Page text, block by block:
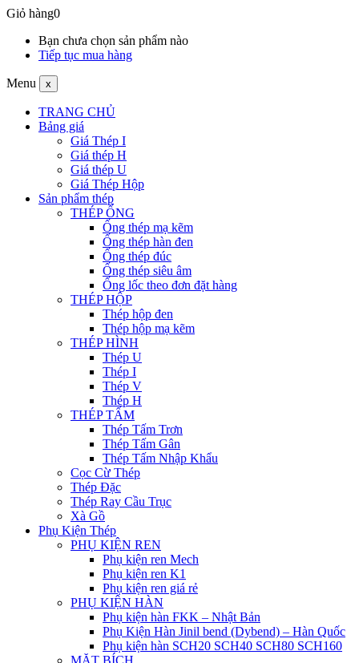
Giỏ hàng0
Bạn chưa chọn sản phẩm nào
Tiếp tục mua hàng
Menu x
TRANG CHỦ
Bảng giá
Giá Thép I
Giá thép H
Giá thép U
Giá Thép Hộp
Sản phẩm thép
THÉP ỐNG
Ống thép mạ kẽm
Ống thép hàn đen
Ống thép đúc
Ống thép siêu âm
Ống lốc theo đơn đặt hàng
THÉP HỘP
Thép hộp đen
Thép hộp mạ kẽm
THÉP HÌNH
Thép U
Thép I
Thép V
Thép H
THÉP TẤM
Thép Tấm Trơn
Thép Tấm Gân
Thép Tấm Nhập Khẩu
Cọc Cừ Thép
Thép Đặc
Thép Ray Cầu Trục
Xà Gồ
Phụ Kiện Thép
PHỤ KIỆN REN
Phụ kiện ren Mech
Phụ kiện ren K1
Phụ kiện ren giá rẻ
PHỤ KIỆN HÀN
Phụ kiện hàn FKK – Nhật Bản
Phụ Kiện Hàn Jinil bend (Dybend) – Hàn Quốc
Phụ kiện hàn SCH20 SCH40 SCH80 SCH160
MẶT BÍCH